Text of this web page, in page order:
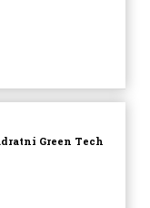
Green Tech